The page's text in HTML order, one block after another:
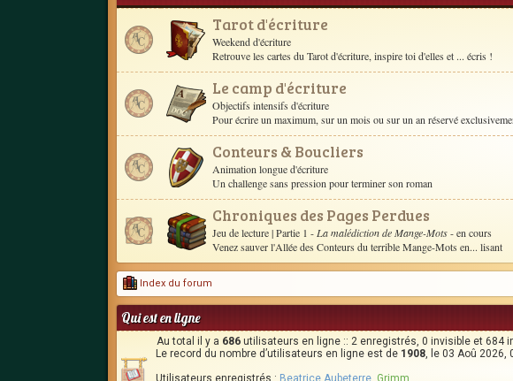
Tarot d'écriture
Weekend d'écriture
Retrouve les cartes du Tarot d'écriture, inspire toi d'elles et ... écris !
Le camp d'écriture
Objectifs intensifs d'écriture
Pour écrire un maximum, sur un mois ou sur un an réservé
Conteurs & Boucliers
Animation longue d'écriture
Un challenge sans pression pour terminer son roman
Chroniques des Pages Perdues
Jeu de lecture| Partie 1 - La malédiction de Mange-Mots- en cours
Venez sauver l'Allée des Conteurs du terrible Mange-Mots en... lisant
Index du forum
Qui est en ligne
Au total il y a 686 utilisateurs en ligne :: 2 enregistrés, 0 invisible et
Le record du nombre d’utilisateurs en ligne est de 1908, le 03 Aoû 2026,
Utilisateurs enregistrés : Beatrice Aubeterre Grimm